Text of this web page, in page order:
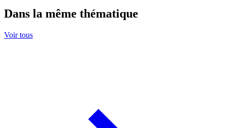
Dans la même thématique
Voir tous